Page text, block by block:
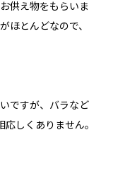
供え物をもらいま
ほとんどなので、
ですが、バラなど
しくありません。